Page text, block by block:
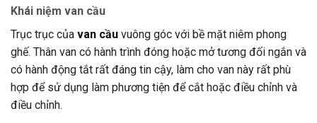
Khái niệm van cầu
Trục trục của van cầu vuông góc với bề mặt niêm phong
ghế. Thân van có hành trình đóng hoặc mở tương đối ngắn và
có hành động tắt rất đáng tin cậy, làm cho van này rất phù
hợp để sử dụng làm phương tiện để cắt hoặc điều chỉnh và
điều chỉnh.